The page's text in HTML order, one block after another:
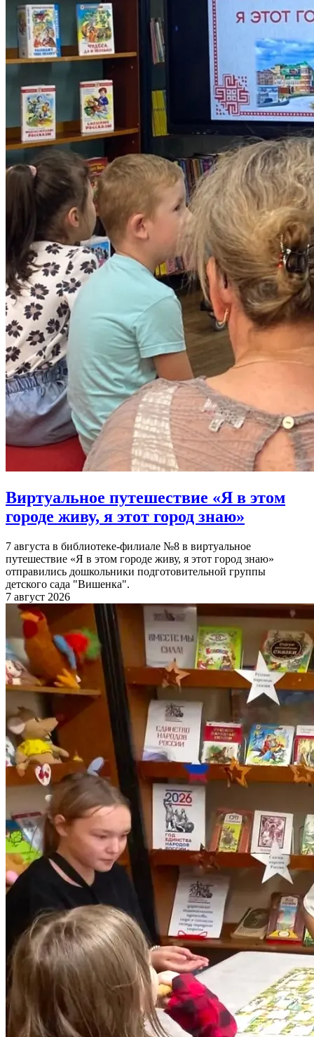
Виртуальное путешествие «Я в этом
городе живу, я этот город знаю»
7 августа в библиотеке-филиале №8 в виртуальное
путешествие «Я в этом городе живу, я этот город знаю»
отправились дошкольники подготовительной группы
детского сада "Вишенка".
7 август 2026